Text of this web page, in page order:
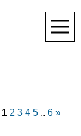
1 2 3 4 5.. 6 »